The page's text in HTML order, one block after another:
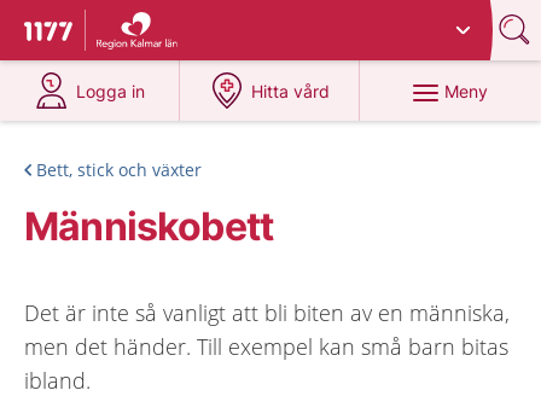
Till startsidan för 1177
Du har valt region
Logga in
på 1177.se
Hitta vård
på 1177.se
Meny
Bett, stick och växter
Människobett
Det är inte så vanligt att bli biten av en människa,
men det händer. Till exempel kan små barn bitas
ibland.